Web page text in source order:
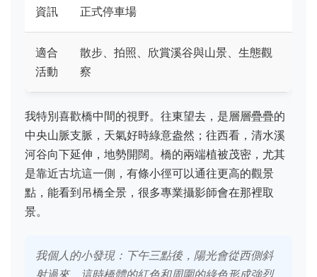
資訊
正式停車場
適合
活動
散步、拍照、欣賞溪谷與山景、生態觀
察
我特別喜歡橋中間的視野。往東望去，是層層疊疊的
中央山脈支脈，天氣好時綠意盎然；往西看，清水溪
河谷向下延伸，地勢開闊。橋的兩端植被茂密，尤其
是靠近古坑這一側，有條小徑可以通往更高的觀景
點，能看到吊橋全景，很多專業攝影師會在那裡取
景。
我個人的小發現：下午三點後，陽光會從西側斜
射過來，這時橋體的紅色和周圍的綠色形成強烈